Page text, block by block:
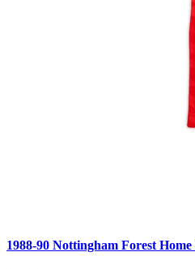
1988-90 Nottingham Forest